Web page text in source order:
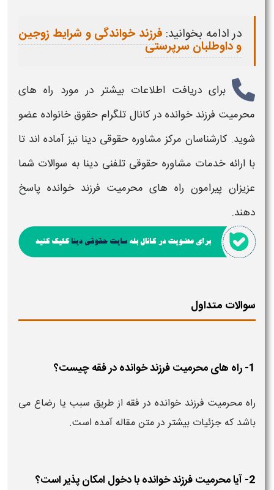
در ادامه بخوانید: فرزند خواندگی و شرایط زوجین
و داوطلبان سرپرستی
برای دریافت اطلاعات بیشتر در مورد راه های
محرمیت فرزند خوانده در کانال تلگرام حقوق خانواده عضو
شوید. کارشناسان مرکز مشاوره حقوقی دینا نیز آماده اند تا
با ارائه خدمات مشاوره حقوقی تلفنی دینا به سوالات شما
عزیزان پیرامون راه های محرمیت فرزند خوانده پاسخ
دهند.
سوالات متداول
1- راه های محرمیت فرزند خوانده در فقه چیست؟
راه محرمیت فرزند خوانده در فقه از طریق سبب یا رضاع می
باشد که جزئیات بیشتر در متن مقاله آمده است.
2- آیا محرمیت فرزند خوانده با دخول امکان پذیر است؟